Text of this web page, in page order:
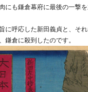
にも鎌倉幕府に最後の一撃
に呼応した新田義貞と、そ
鎌倉に殺到したのです。